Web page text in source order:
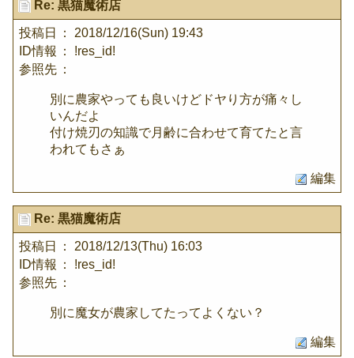
Re: 黒猫魔術店
投稿日
： 2018/12/16(Sun) 19:43
ID情報
： !res_id!
参照先 ：
別に農家やっても良いけどドヤり方が痛々し
いんだよ
付け焼刃の知識で月齢に合わせて育てたと言
われてもさぁ
編集
Re: 黒猫魔術店
投稿日
： 2018/12/13(Thu) 16:03
ID情報
： !res_id!
参照先 ：
別に魔女が農家してたってよくない？
編集